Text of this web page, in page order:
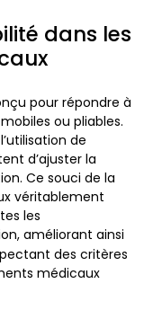
dans les
pour répondre à
mobiles ou pliables.
de
d’ajuster la
Ce souci de la
véritablement
les
améliorant ainsi
des critères
médicaux